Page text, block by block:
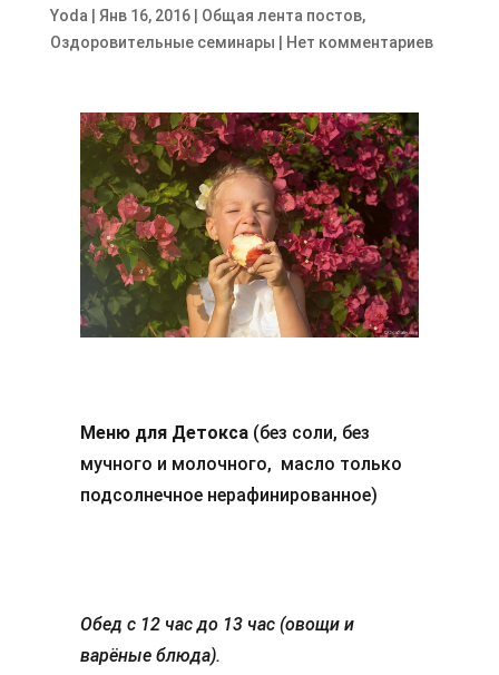
Yoda Янв 16, 2016| Общая лента постов,
Оздоровительные семинары
Нет комментариев
Меню для Детокса (без соли, без
мучного и молочного, масло только
подсолнечное нерафинированное)
Обед с 12 час до 13 час (овощи и
варёные блюда).